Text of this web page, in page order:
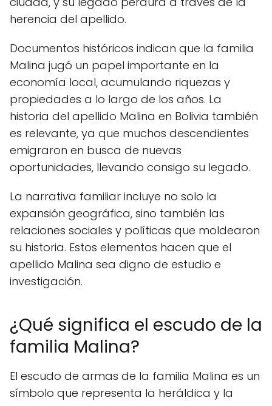
herencia del apellido.
Documentos históricos indican que la familia
Malina jugó un papel importante en la
economía local, acumulando riquezas y
propiedades a lo largo de los años. La
historia del apellido Malina en Bolivia también
es relevante, ya que muchos descendientes
emigraron en busca de nuevas
oportunidades, llevando consigo su legado.
La narrativa familiar incluye no solo la
expansión geográfica, sino también las
relaciones sociales y políticas que moldearon
su historia. Estos elementos hacen que el
apellido Malina sea digno de estudio e
investigación.
¿Qué significa el escudo de la
familia Malina?
El escudo de armas de la familia Malina es un
símbolo que representa la heráldica y la